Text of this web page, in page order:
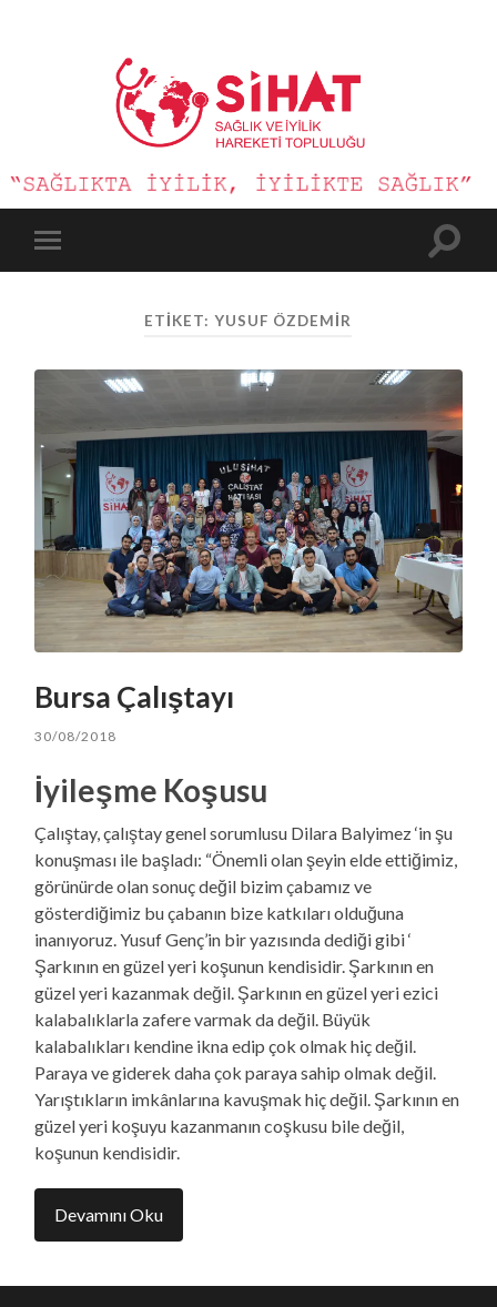
Sağlık
ve
İyilik
mobile
Toggle
ETIKET:YUSUF ÖZDEMIR
Bursa Çalıştayı
30/08/2018
İyileşme Koşusu
Çalıştay, çalıştay genel sorumlusu Dilara Balyimez ‘in şu
konuşması ile başladı: “Önemli olan şeyin elde ettiğimiz,
görünürde olan sonuç değil bizim çabamız ve
gösterdiğimiz bu çabanın bize katkıları olduğuna
inanıyoruz. Yusuf Genç’in bir yazısında dediği gibi ‘
Şarkının en güzel yeri koşunun kendisidir. Şarkının en
güzel yeri kazanmak değil. Şarkının en güzel yeri ezici
kalabalıklarla zafere varmak da değil. Büyük
kalabalıkları kendine ikna edip çok olmak hiç değil.
Paraya ve giderek daha çok paraya sahip olmak değil.
Yarıştıkların imkânlarına kavuşmak hiç değil. Şarkının en
güzel yeri koşuyu kazanmanın coşkusu bile değil,
koşunun kendisidir.
Devamını Oku